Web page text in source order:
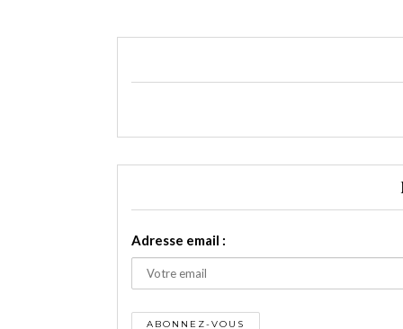
Adresse email :